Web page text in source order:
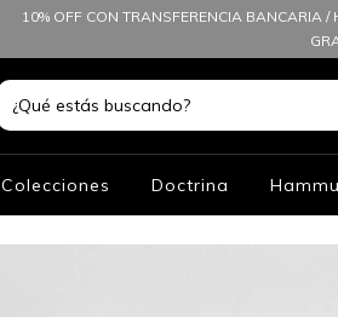
10% OFF CON TRANSFERENCIA BANCARIA
Colecciones Doctrina